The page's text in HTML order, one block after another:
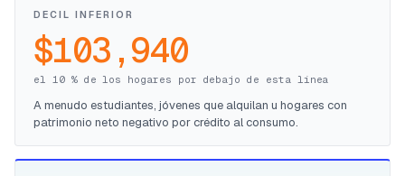
DECIL INFERIOR
$103,940
el 10 % de los hogares por debajo de esta línea
A menudo estudiantes, jóvenes que alquilan u hogares con
patrimonio neto negativo por crédito al consumo.